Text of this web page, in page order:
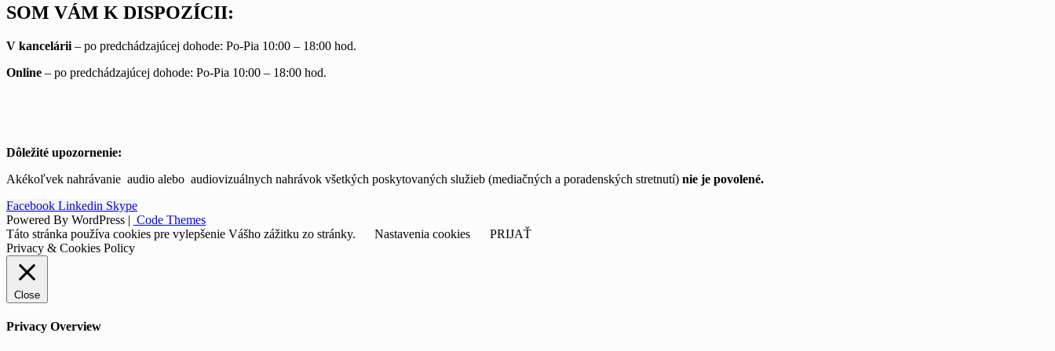
SOM VÁM K DISPOZÍCII:
V kancelárii – po predchádzajúcej dohode: Po-Pia 10:00 – 18:00 hod.
Online – po predchádzajúcej dohode: Po-Pia 10:00 – 18:00 hod.
Dôležité upozornenie:
Akékoľvek nahrávanie audio alebo audiovizuálnych nahrávok všetkých poskytovaných služieb (mediačných a poradenských stretnutí) nie je povolené.
Facebook Linkedin Skype
Powered By WordPress | Code Themes
Táto stránka používa cookies pre vylepšenie Vášho zážitku zo stránky.
Nastavenia cookies
PRIJAŤ
Privacy & Cookies Policy
Close
Privacy Overview